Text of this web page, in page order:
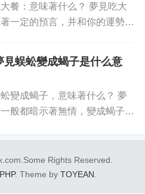
夢見一朵蘑菇，正如傳統的...
餐：意味著什么？ 夢見吃大
一定的預言，并和你的運勢息
還要看夢中發生的具體內容以
的情況和心情。 夢...
見蜈蚣變成蝎子是什么意
變成蝎子，意味著什么？ 夢
般都暗示著無情，變成蝎子更
即前提事情會有驚天動地的轉
出意想不到的結果。 這種夢
某種程度上取決于你...
Rights Reserved.
. Theme by TOYEAN